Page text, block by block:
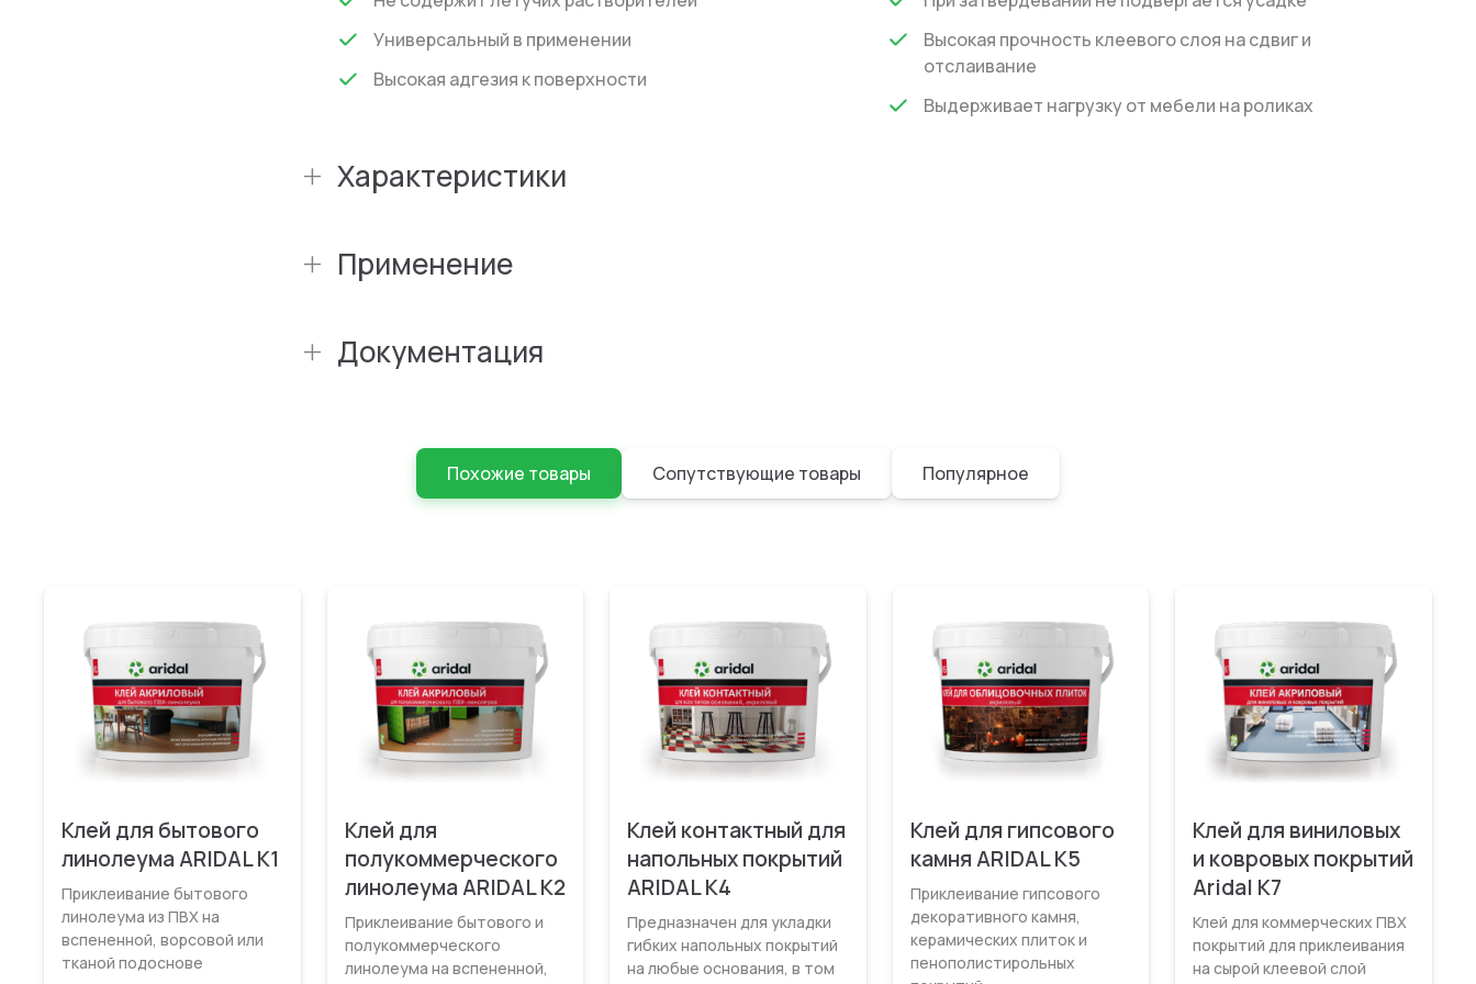
Универсальный в применении
Высокая адгезия к поверхности
Высокая прочность клеевого слоя на сдвиг и
отслаивание
Выдерживает нагрузку от мебели на роликах
+ Характеристики
+ Применение
+ Документация
Похожие товары Сопутствующие товары Популярное
Клей для бытового
линолеума ARIDAL K1
Приклеивание бытового
лино­леума из ПВХ на
вспененной, ворсовой или
тканой подоснове
Клей для
полукоммерческого
линолеума ARIDAL K2
Приклеивание бытового и
полукоммерческого
линолеума на вспененной,
Клей контактный для
напольных покрытий
ARIDAL K4
Предназначен для укладки
гибких напольных покрытий
на любые основания, в том
Клей для гипсового
камня ARIDAL K5
Приклеивание гипсового
декоративного камня,
керамических плиток и
пенополистирольных
Клей для виниловых
и ковровых покрытий
Aridal К7
Клей для коммерческих ПВХ
покрытий для приклеивания
на сырой клеевой слой